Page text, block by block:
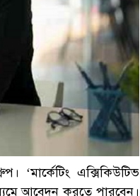
‘মার্কেটিং এক্সিকিউটিভ
আবেদন করতে পারবেন।